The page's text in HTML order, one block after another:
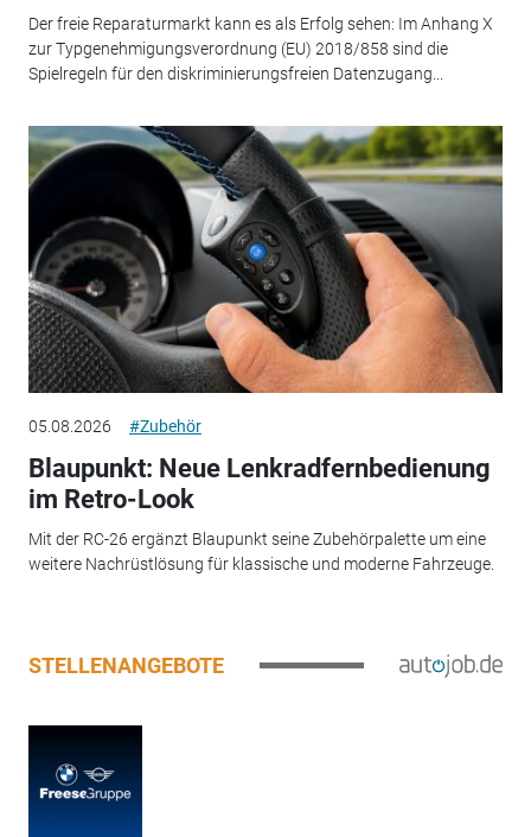
Der freie Reparaturmarkt kann es als Erfolg sehen: Im Anhang X
zur Typgenehmigungsverordnung (EU) 2018/858 sind die
Spielregeln für den diskriminierungsfreien Datenzugang...
05.08.2026 #Zubehör
Blaupunkt: Neue Lenkradfernbedienung
im Retro-Look
Mit der RC-26 ergänzt Blaupunkt seine Zubehörpalette um eine
weitere Nachrüstlösung für klassische und moderne Fahrzeuge.
STELLENANGEBOTE